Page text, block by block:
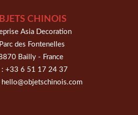
CHINOIS
Asia Decoration
des Fontenelles
Bailly - France
: +33 6 51 17 24 37
hello@objetschinois.com